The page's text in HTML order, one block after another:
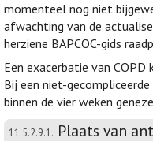
momenteel nog niet
afwachting van de
herziene BAPCOC-gids
Een exacerbatie van
Bij een niet-
binnen de vier weken
11.5.2.9.1. Plaats van